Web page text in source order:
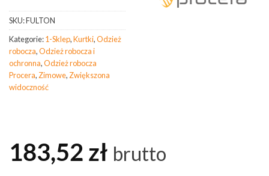
SKU:FULTON
Kategorie:1-Sklep,Kurtki,Odzież
robocza,Odzież robocza i
ochronna,Odzież robocza
Procera,Zimowe,Zwiększona
widoczność
183,52 zł brutto